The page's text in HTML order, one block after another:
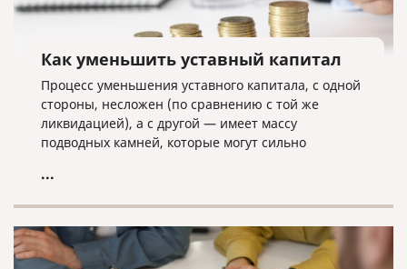
Как уменьшить уставный капитал
Процесс уменьшения уставного капитала, с одной
стороны, несложен (по сравнению с той же
ликвидацией), а с другой — имеет массу
подводных камней, которые могут сильно
...